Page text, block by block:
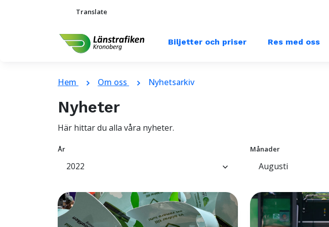
Translate
Biljetter och priser Res med oss
Hem chevron_right Om oss chevron_right Nyhetsarkiv
Nyheter
Här hittar du alla våra nyheter.
År
2022 keyboard_arrow_down
Månader
Augusti